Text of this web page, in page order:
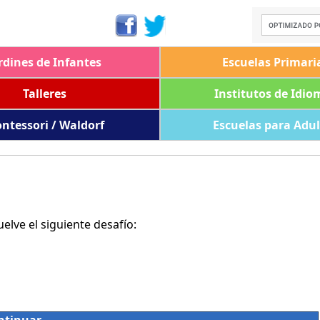
de Infantes Escuelas
Talleres
Institutos de
/ Waldorf
Escuelas para
el siguiente desafío: